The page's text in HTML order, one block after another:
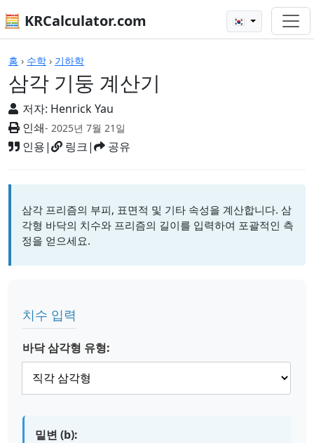
🧮 KRCalculator.com 🇰🇷
홈 › 수학 › 기하학
삼각 기둥 계산기
저자: Henrick Yau
인쇄- 2025년 7월 21일
인용| 링크| 공유
계산기
삼각 프리즘의 부피, 표면적 및 기타 속성을 계산합니다. 삼
각형 바닥의 치수와 프리즘의 길이를 입력하여 포괄적인 측
정을 얻으세요.
치수 입력
바닥 삼각형 유형:
밑변 (b):